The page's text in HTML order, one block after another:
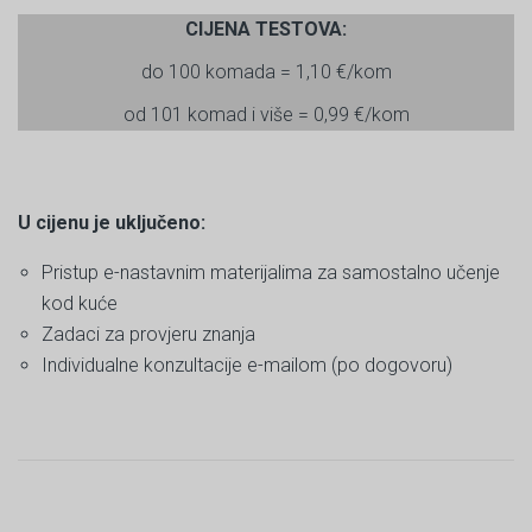
CIJENA TESTOVA:
do 100 komada = 1,10 €/kom
od 101 komad i više = 0,99 €/kom
U cijenu je uključeno:
Pristup e-nastavnim materijalima za samostalno učenje
kod kuće
Zadaci za provjeru znanja
Individualne konzultacije e-mailom (po dogovoru)